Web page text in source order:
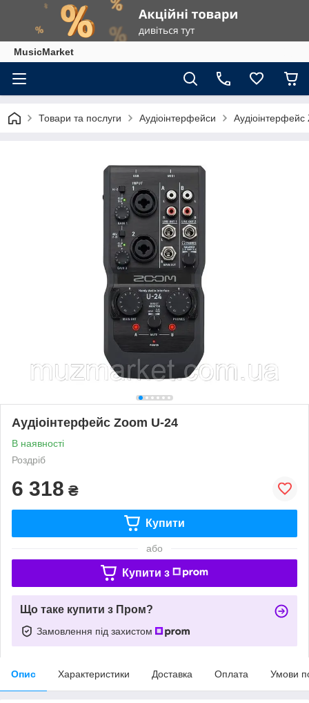
MusicMarket
Товари та послуги Аудіоінтерфейси
Аудіоінтерфейс Zoom U-24
В наявності
Роздріб
6 318 ₴
Купити
або
Купити з
Що таке купити з Пром?
Замовлення під захистом
Опис Характеристики Доставка Оплата Умови